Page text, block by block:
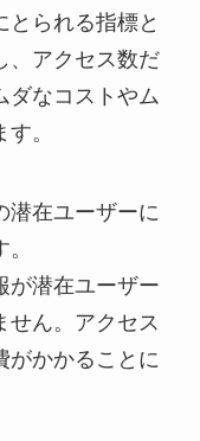
とられる指標と
、アクセス数だ
ダなコストやム
。
潜在ユーザーに
が潜在ユーザー
せん。アクセス
がかかることに